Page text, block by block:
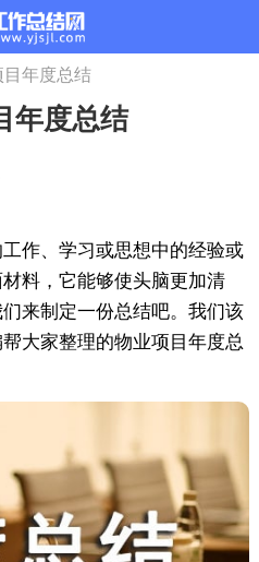
目年度总结
年度总结
、学习或思想中的经验或
料，它能够使头脑更加清
来制定一份总结吧。我们该
大家整理的物业项目年度总